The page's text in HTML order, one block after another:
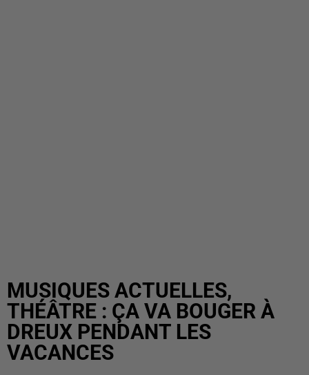
MUSIQUES ACTUELLES,
THÉÂTRE : ÇA VA BOUGER À
DREUX PENDANT LES
VACANCES